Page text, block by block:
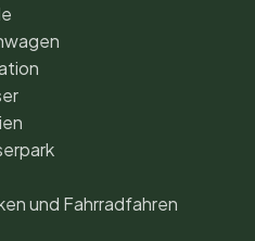
und Fahrradfahren